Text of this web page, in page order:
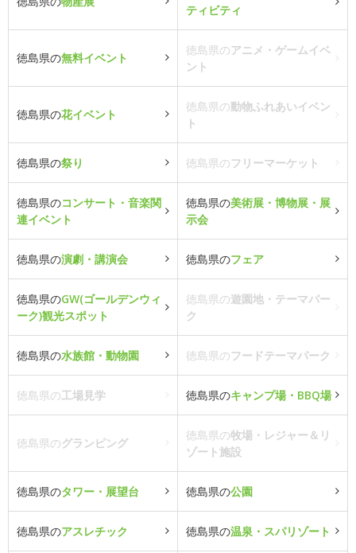
ティビティ
徳島県の無料イベント
徳島県のアニメ・ゲームイベ
ント
徳島県の花イベント
徳島県の動物ふれあいイベン
ト
徳島県の祭り 徳島県のフリーマーケット
徳島県のコンサート・音楽関
連イベント
徳島県の美術展・博物展・展
示会
徳島県の演劇・講演会 徳島県のフェア
徳島県のGW(ゴールデンウィ
ーク)観光スポット
徳島県の遊園地・テーマパー
ク
徳島県の水族館・動物園 徳島県のフードテーマパーク
徳島県の工場見学 徳島県のキャンプ場・BBQ場
徳島県のグランピング
徳島県の牧場・レジャー＆リ
ゾート施設
徳島県のタワー・展望台 徳島県の公園
徳島県のアスレチック 徳島県の温泉・スパリゾート